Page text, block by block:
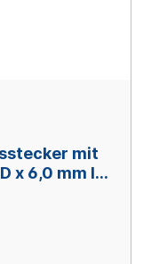
mit
x 6,0 mm ID,